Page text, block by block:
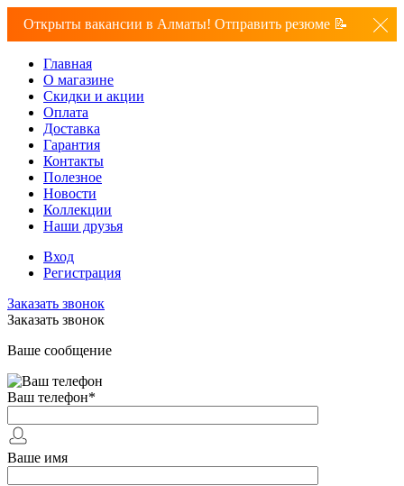
Открыты вакансии в Алматы! Отправить резюме 📝
Главная
О магазине
Скидки и акции
Оплата
Доставка
Гарантия
Контакты
Полезное
Новости
Коллекции
Наши друзья
Вход
Регистрация
Заказать звонок
Заказать звонок
Ваше сообщение
Ваш телефон*
Ваше имя